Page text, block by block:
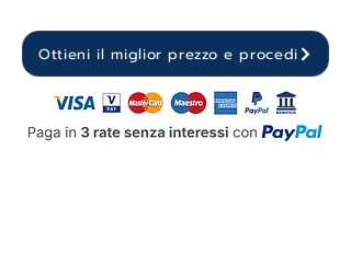
Ottieni il miglior prezzo e procedi